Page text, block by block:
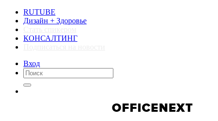
RUTUBE
Дизайн + Здоровье
КОНСАЛТИНГ
Вход